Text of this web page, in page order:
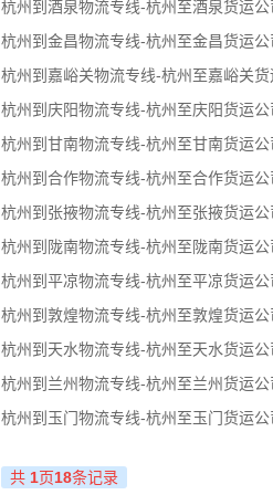
杭州到酒泉物流专线-杭州至酒泉货运公
杭州到金昌物流专线-杭州至金昌货运公
杭州到嘉峪关物流专线-杭州至嘉峪关货
杭州到庆阳物流专线-杭州至庆阳货运公
杭州到甘南物流专线-杭州至甘南货运公
杭州到合作物流专线-杭州至合作货运公
杭州到张掖物流专线-杭州至张掖货运公
杭州到陇南物流专线-杭州至陇南货运公
杭州到平凉物流专线-杭州至平凉货运公
杭州到敦煌物流专线-杭州至敦煌货运公
杭州到天水物流专线-杭州至天水货运公
杭州到兰州物流专线-杭州至兰州货运公
杭州到玉门物流专线-杭州至玉门货运公
共 1页18条记录